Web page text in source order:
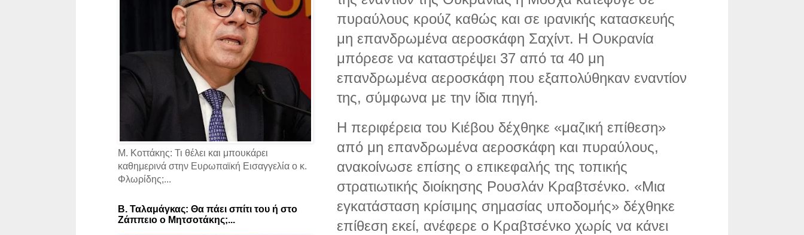
πυραύλους κρούζ καθώς και σε ιρανικής κατασκευής
μη επανδρωμένα αεροσκάφη Σαχίντ. Η Ουκρανία
μπόρεσε να καταστρέψει 37 από τα 40 μη
επανδρωμένα αεροσκάφη που εξαπολύθηκαν εναντίον
της, σύμφωνα με την ίδια πηγή.
Η περιφέρεια του Κιέβου δέχθηκε «μαζική επίθεση»
από μη επανδρωμένα αεροσκάφη και πυραύλους,
ανακοίνωσε επίσης ο επικεφαλής της τοπικής
στρατιωτικής διοίκησης Ρουσλάν Κραβτσένκο. «Μια
εγκατάσταση κρίσιμης σημασίας υποδομής» δέχθηκε
επίθεση εκεί, ανέφερε ο Κραβτσένκο χωρίς να κάνει
Μ. Κοττάκης: Τι θέλει και μπουκάρει
καθημερινά στην Ευρωπαϊκή Εισαγγελία ο κ.
Φλωρίδης;...
Β. Ταλαμάγκας: Θα πάει σπίτι του ή στο
Ζάππειο ο Μητσοτάκης;...